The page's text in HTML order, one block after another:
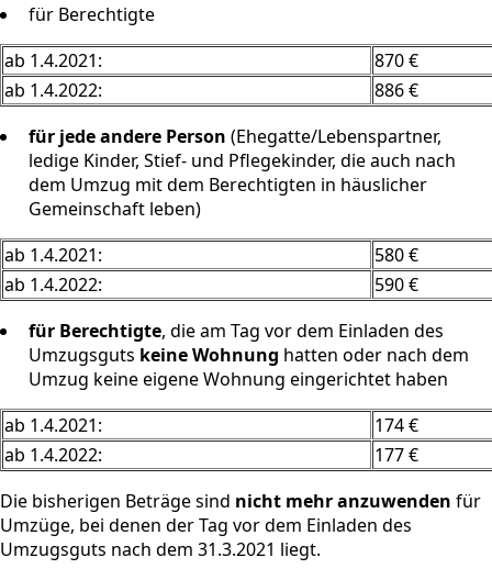
für Berechtigte
ab 1.4.2021:
870 €
ab 1.4.2022:
886 €
für jede andere Person (Ehegatte/Lebenspartner,
ledige Kinder, Stief- und Pflegekinder, die auch nach
dem Umzug mit dem Berechtigten in häuslicher
Gemeinschaft leben)
ab 1.4.2021:
580 €
ab 1.4.2022:
590 €
für Berechtigte, die am Tag vor dem Einladen des
Umzugsguts keine Wohnung hatten oder nach dem
Umzug keine eigene Wohnung eingerichtet haben
ab 1.4.2021:
174 €
ab 1.4.2022:
177 €
Die bisherigen Beträge sind nicht mehr anzuwenden für
Umzüge, bei denen der Tag vor dem Einladen des
Umzugsguts nach dem 31.3.2021 liegt.